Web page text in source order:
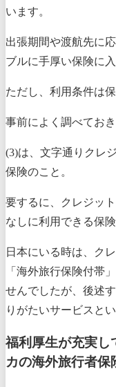
います。
出張期間や渡航先に
ブルに手厚い保険に
ただし、利用条件は
事前によく調べておき
(3)は、文字通りクレ
保険のこと。
要するに、クレジッ
なしに利用できる保険
日本にいる時は、ク
「海外旅行保険付帯
せんでしたが、後述
りがたいサービスとい
福利厚生が充実し
カの海外旅行者保